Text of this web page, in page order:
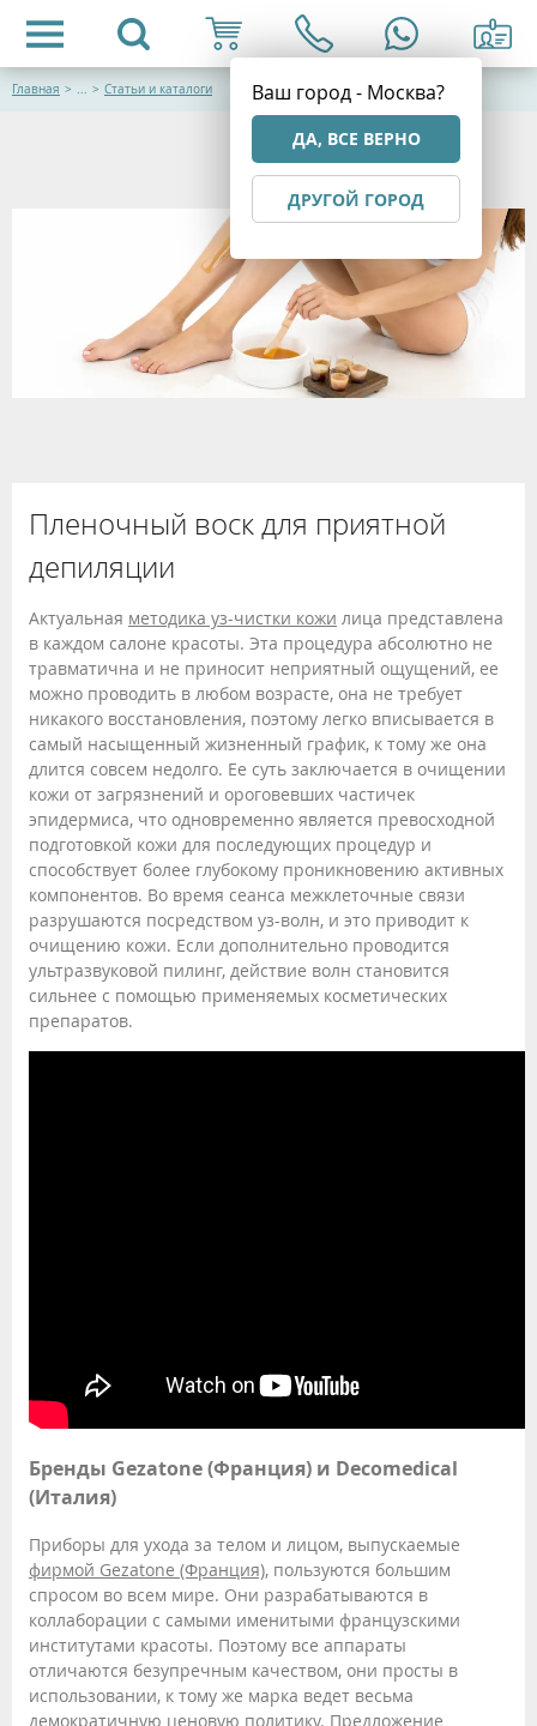
Ваш город - Москва?
ДА, ВСЕ ВЕРНО
ДРУГОЙ ГОРОД
Главная > ... > Статьи и каталоги
Пленочный воск для приятной
депиляции
Актуальная методика уз-чистки кожи лица представлена
в каждом салоне красоты. Эта процедура абсолютно не
травматична и не приносит неприятный ощущений, ее
можно проводить в любом возрасте, она не требует
никакого восстановления, поэтому легко вписывается в
самый насыщенный жизненный график, к тому же она
длится совсем недолго. Ее суть заключается в очищении
кожи от загрязнений и ороговевших частичек
эпидермиса, что одновременно является превосходной
подготовкой кожи для последующих процедур и
способствует более глубокому проникновению активных
компонентов. Во время сеанса межклеточные связи
разрушаются посредством уз-волн, и это приводит к
очищению кожи. Если дополнительно проводится
ультразвуковой пилинг, действие волн становится
сильнее с помощью применяемых косметических
препаратов.
Бренды Gezatone (Франция) и Decomedical
(Италия)
Приборы для ухода за телом и лицом, выпускаемые
фирмой Gezatone (Франция), пользуются большим
спросом во всем мире. Они разрабатываются в
коллаборации с самыми именитыми французскими
институтами красоты. Поэтому все аппараты
отличаются безупречным качеством, они просты в
использовании, к тому же марка ведет весьма
демократичную ценовую политику. Предложение